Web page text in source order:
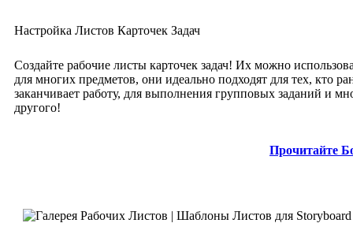
Настройка Листов Карточек Задач
Создайте рабочие листы карточек задач! Их можно
для многих предметов, они идеально подходят для тех, кто
заканчивает работу, для выполнения групповых заданий и
другого!
Прочитайте